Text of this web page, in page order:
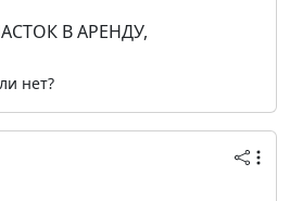
В АРЕНДУ,
нет?